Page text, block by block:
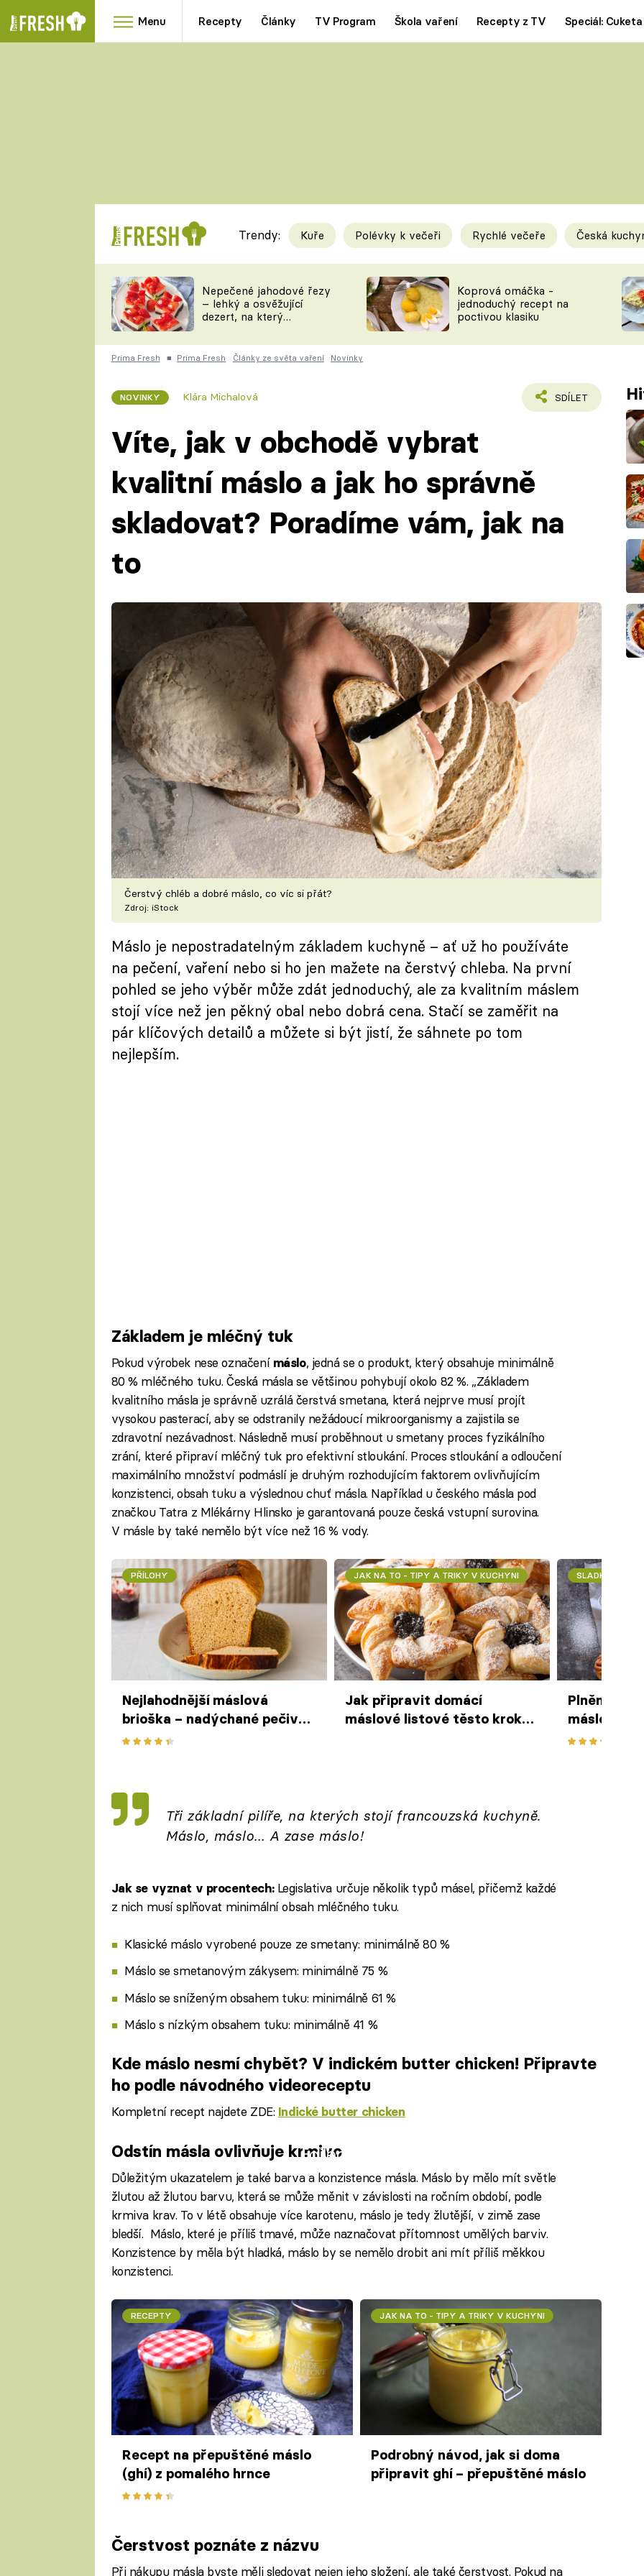
Menu Recepty Články TV Program Škola vaření Recepty z TV Speciál: Cuketa
RYCHLOVKY
Videorecepty
TEĎ VAŘÍ ŠÉF!
ČESKO NA TALÍŘI
KUCHAŘKA
Tipy a triky
KAM ZA JÍDLEM
VYCHYTÁVKY
ČASOPIS
Trendy: Kuře Polévky k večeři Rychlé večeře Česká
Nepečené jahodové řezy
– lehký a osvěžující
dezert, na který
Koprová omáčka -
jednoduchý recept na
poctivou klasiku
Prima Fresh ■ Prima Fresh Články ze světa vaření Novinky
NOVINKY Klára Michalová SDÍLET
Víte, jak v obchodě vybrat
kvalitní máslo a jak ho správně
skladovat? Poradíme vám, jak na
to
Čerstvý chléb a dobré máslo, co víc si přát?
Zdroj: iStock
Máslo je nepostradatelným základem kuchyně – ať už ho používáte
na pečení, vaření nebo si ho jen mažete na čerstvý chleba. Na první
pohled se jeho výběr může zdát jednoduchý, ale za kvalitním máslem
stojí více než jen pěkný obal nebo dobrá cena. Stačí se zaměřit na
pár klíčových detailů a můžete si být jistí, že sáhnete po tom
nejlepším.
Základem je mléčný tuk
Pokud výrobek nese označení máslo, jedná se o produkt, který obsahuje minimálně
80 % mléčného tuku. Česká másla se většinou pohybují okolo 82 %. „Základem
kvalitního másla je správně uzrálá čerstvá smetana, která nejprve musí projít
vysokou pasterací, aby se odstranily nežádoucí mikroorganismy a zajistila se
zdravotní nezávadnost. Následně musí proběhnout u smetany proces fyzikálního
zrání, které připraví mléčný tuk pro efektivní stloukání. Proces stloukání a odloučení
maximálního množství podmáslí je druhým rozhodujícím faktorem ovlivňujícím
konzistenci, obsah tuku a výslednou chuť másla. Například u českého másla pod
značkou Tatra z Mlékárny Hlinsko je garantovaná pouze česká vstupní surovina.
V másle by také nemělo být více než 16 % vody.
PŘÍLOHY
Nejlahodnější máslová
brioška – nadýchané pečivo
z kynutého těsta bude
JAK NA TO - TIPY A TRIKY V KUCHYNI
Jak připravit domácí
máslové listové těsto krok
SLADKÉ
Plněné
máslového
skořicovou
Tři základní pilíře, na kterých stojí francouzská kuchyně.
Máslo, máslo… A zase máslo!
Jak se vyznat v procentech:Legislativa určuje několik typů másel, přičemž každé
z nich musí splňovat minimální obsah mléčného tuku.
Klasické máslo vyrobené pouze ze smetany: minimálně 80 %
Máslo se smetanovým zákysem: minimálně 75 %
Máslo se sníženým obsahem tuku: minimálně 61 %
Máslo s nízkým obsahem tuku: minimálně 41 %
Kde máslo nesmí chybět? V indickém butter chicken! Připravte
ho podle návodného videoreceptu
Kompletní recept najdete ZDE: Indické butter chicken
Failed to fetch
Odstín másla ovlivňuje krmivo
Důležitým ukazatelem je také barva a konzistence másla. Máslo by mělo mít světle
žlutou až žlutou barvu, která se může měnit v závislosti na ročním období, podle
krmiva krav. To v létě obsahuje více karotenu, máslo je tedy žlutější, v zimě zase
bledší. Máslo, které je příliš tmavé, může naznačovat přítomnost umělých barviv.
Konzistence by měla být hladká, máslo by se nemělo drobit ani mít příliš měkkou
konzistenci.
RECEPTY
Recept na přepuštěné máslo
(ghí) z pomalého hrnce
JAK NA TO - TIPY A TRIKY V KUCHYNI
Podrobný návod, jak si doma
připravit ghí – přepuštěné máslo
Čerstvost poznáte z názvu
Při nákupu másla byste měli sledovat nejen jeho složení, ale také čerstvost. Pokud na